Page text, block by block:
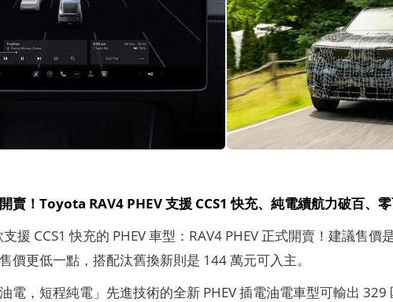
賣！Toyota RAV4 PHEV 支援 CCS1 快充、純電續航力破百、
援 CCS1 快充的 PHEV 車型：RAV4 PHEV 正式開賣！建議售價
價更低一點，搭配汰舊換新則是 144 萬元可入主。
電，短程純電」先進技術的全新 PHEV 插電油電車型可輸出